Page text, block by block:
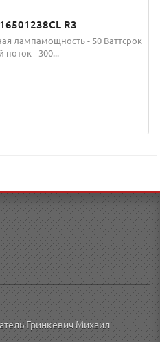
R3
лампамощность - 50 Ваттсрок
поток - 300...
Гринкевич Михаил